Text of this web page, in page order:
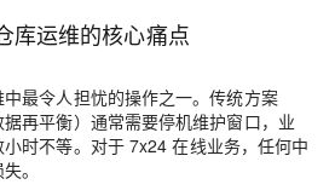
库运维的核心痛点
最令人担忧的操作之一。传统方案
据再平衡）通常需要停机维护窗口，业
时不等。对于 7x24 在线业务，任何中
。